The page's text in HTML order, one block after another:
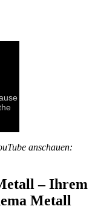
anschauen:
– Ihrem
Metall